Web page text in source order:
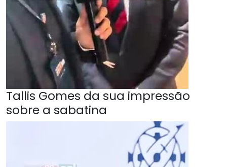
Tallis Gomes da sua impressão
sobre a sabatina